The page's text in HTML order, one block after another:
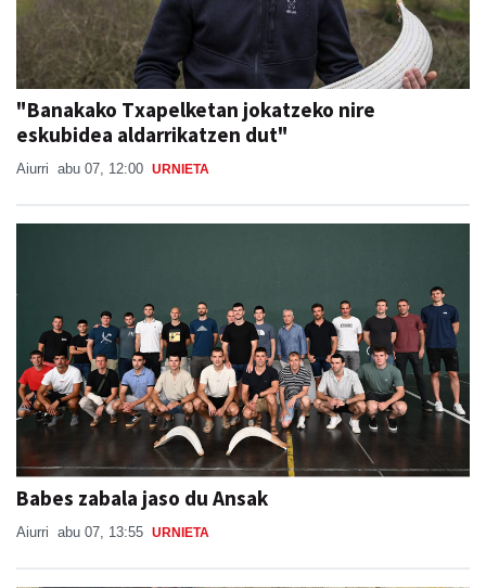
"Banakako Txapelketan jokatzeko nire
eskubidea aldarrikatzen dut"
Aiurri abu 07, 12:00 URNIETA
Babes zabala jaso du Ansak
Aiurri abu 07, 13:55 URNIETA